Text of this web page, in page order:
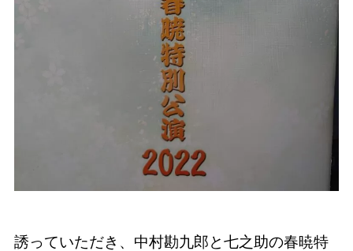
誘っていただき、中村勘九郎と七之助の春暁特